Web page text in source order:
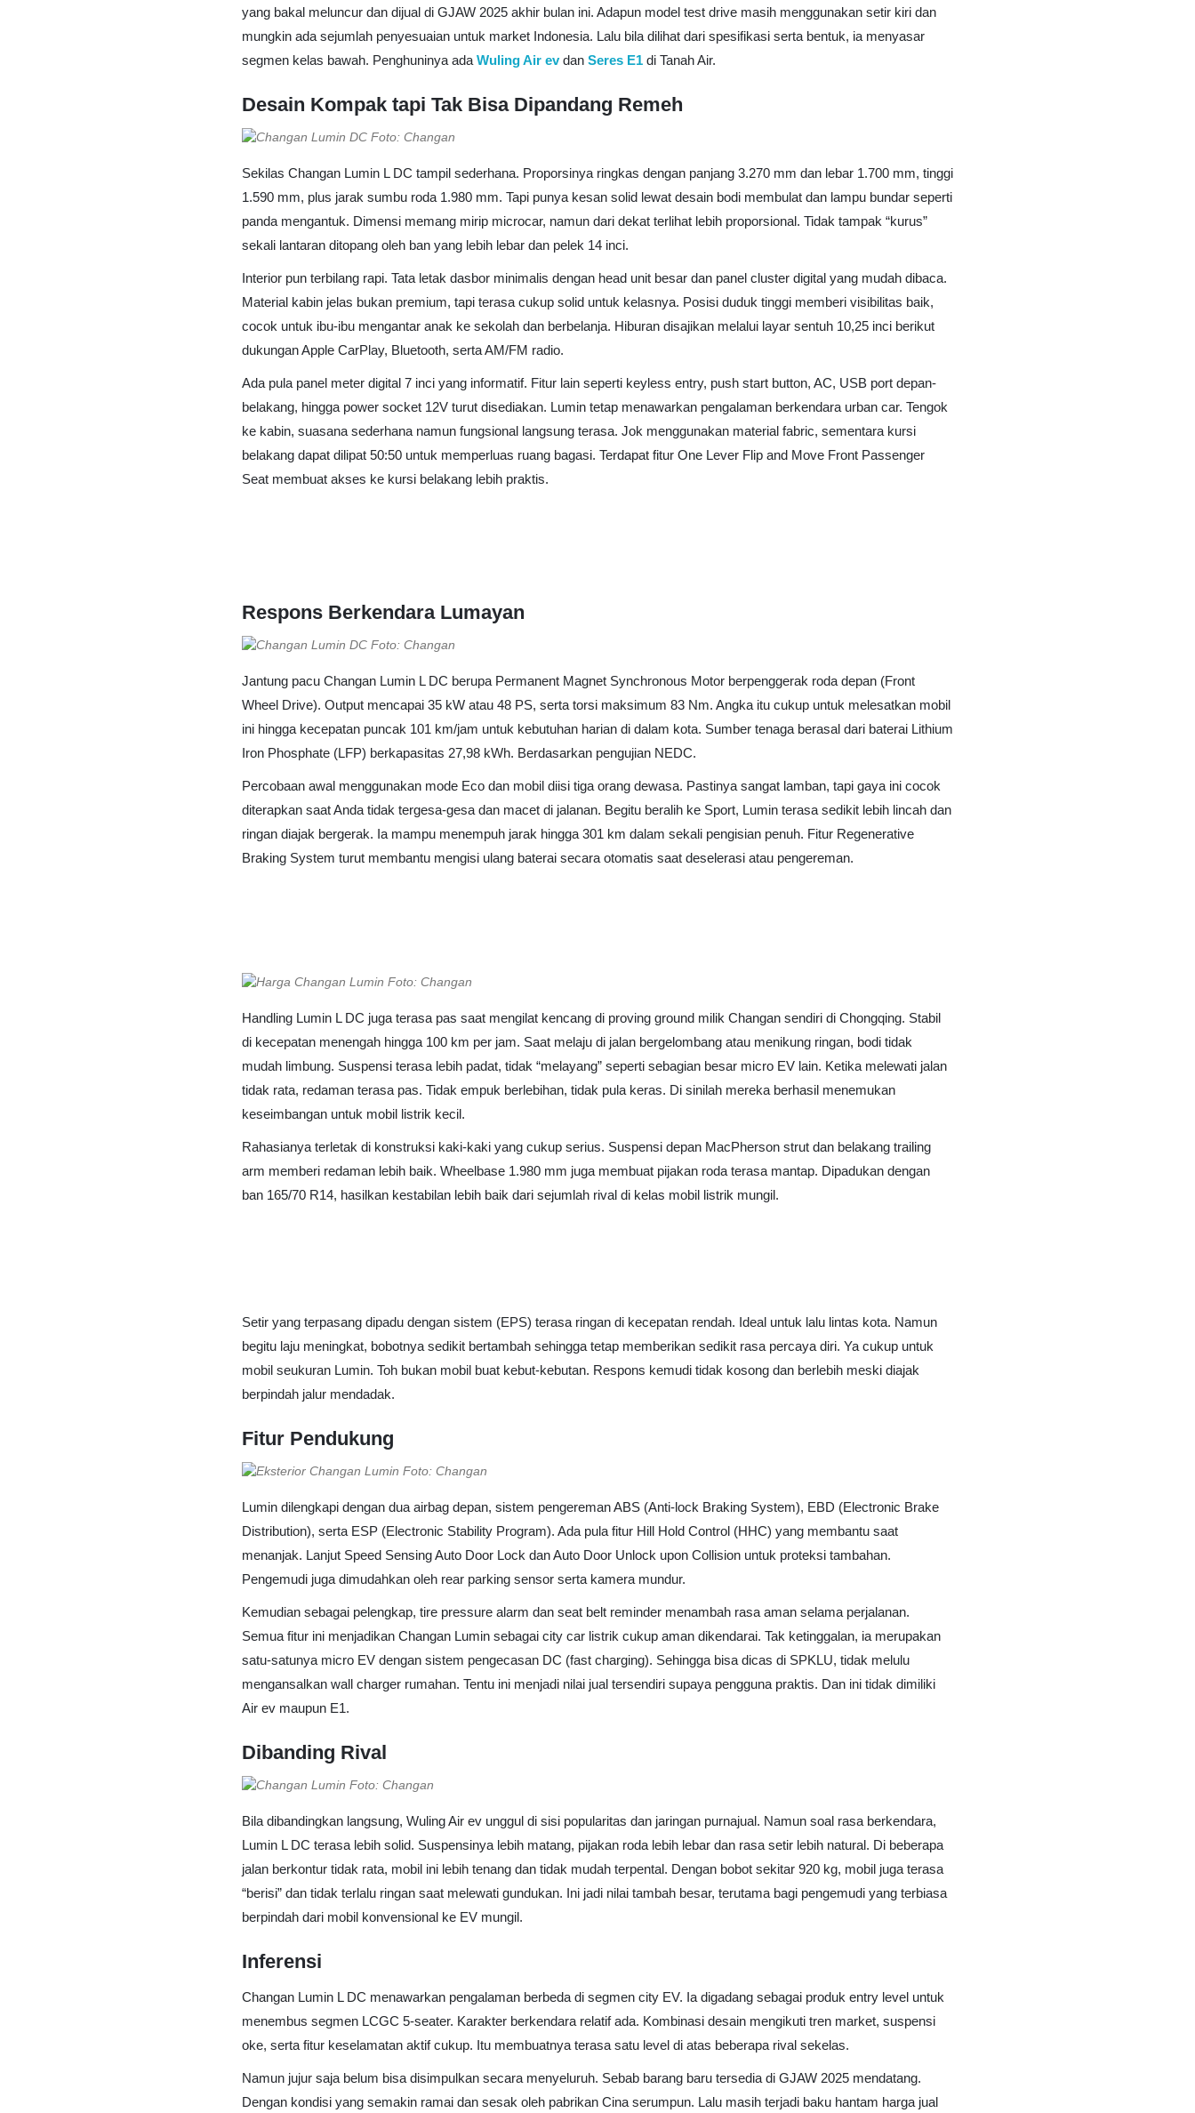
yang bakal meluncur dan dijual di GJAW 2025 akhir bulan ini. Adapun model test drive masih menggunakan setir kiri dan
mungkin ada sejumlah penyesuaian untuk market Indonesia. Lalu bila dilihat dari spesifikasi serta bentuk, ia menyasar
segmen kelas bawah. Penghuninya ada Wuling Air evdan Seres E1 di Tanah Air.
Desain Kompak tapi Tak Bisa Dipandang Remeh
Foto: Changan
Sekilas Changan Lumin L DC tampil sederhana. Proporsinya ringkas dengan panjang 3.270 mm dan lebar 1.700 mm, tinggi
1.590 mm, plus jarak sumbu roda 1.980 mm. Tapi punya kesan solid lewat desain bodi membulat dan lampu bundar seperti
panda mengantuk. Dimensi memang mirip microcar, namun dari dekat terlihat lebih proporsional. Tidak tampak “kurus”
sekali lantaran ditopang oleh ban yang lebih lebar dan pelek 14 inci.
Interior pun terbilang rapi. Tata letak dasbor minimalis dengan head unit besar dan panel cluster digital yang mudah dibaca.
Material kabin jelas bukan premium, tapi terasa cukup solid untuk kelasnya. Posisi duduk tinggi memberi visibilitas baik,
cocok untuk ibu-ibu mengantar anak ke sekolah dan berbelanja. Hiburan disajikan melalui layar sentuh 10,25 inci berikut
dukungan Apple CarPlay, Bluetooth, serta AM/FM radio.
Ada pula panel meter digital 7 inci yang informatif. Fitur lain seperti keyless entry, push start button, AC, USB port depan-
belakang, hingga power socket 12V turut disediakan. Lumin tetap menawarkan pengalaman berkendara urban car. Tengok
ke kabin, suasana sederhana namun fungsional langsung terasa. Jok menggunakan material fabric, sementara kursi
belakang dapat dilipat 50:50 untuk memperluas ruang bagasi. Terdapat fitur One Lever Flip and Move Front Passenger
Seat membuat akses ke kursi belakang lebih praktis.
Respons Berkendara Lumayan
Foto: Changan
Jantung pacu Changan Lumin L DC berupa Permanent Magnet Synchronous Motor berpenggerak roda depan (Front
Wheel Drive). Output mencapai 35 kW atau 48 PS, serta torsi maksimum 83 Nm. Angka itu cukup untuk melesatkan mobil
ini hingga kecepatan puncak 101 km/jam untuk kebutuhan harian di dalam kota. Sumber tenaga berasal dari baterai Lithium
Iron Phosphate (LFP) berkapasitas 27,98 kWh. Berdasarkan pengujian NEDC.
Percobaan awal menggunakan mode Eco dan mobil diisi tiga orang dewasa. Pastinya sangat lamban, tapi gaya ini cocok
diterapkan saat Anda tidak tergesa-gesa dan macet di jalanan. Begitu beralih ke Sport, Lumin terasa sedikit lebih lincah dan
ringan diajak bergerak. Ia mampu menempuh jarak hingga 301 km dalam sekali pengisian penuh. Fitur Regenerative
Braking System turut membantu mengisi ulang baterai secara otomatis saat deselerasi atau pengereman.
Foto: Changan
Handling Lumin L DC juga terasa pas saat mengilat kencang di proving ground milik Changan sendiri di Chongqing. Stabil
di kecepatan menengah hingga 100 km per jam. Saat melaju di jalan bergelombang atau menikung ringan, bodi tidak
mudah limbung. Suspensi terasa lebih padat, tidak “melayang” seperti sebagian besar micro EV lain. Ketika melewati jalan
tidak rata, redaman terasa pas. Tidak empuk berlebihan, tidak pula keras. Di sinilah mereka berhasil menemukan
keseimbangan untuk mobil listrik kecil.
Rahasianya terletak di konstruksi kaki-kaki yang cukup serius. Suspensi depan MacPherson strut dan belakang trailing
arm memberi redaman lebih baik. Wheelbase 1.980 mm juga membuat pijakan roda terasa mantap. Dipadukan dengan
ban 165/70 R14, hasilkan kestabilan lebih baik dari sejumlah rival di kelas mobil listrik mungil.
Setir yang terpasang dipadu dengan sistem (EPS) terasa ringan di kecepatan rendah. Ideal untuk lalu lintas kota. Namun
begitu laju meningkat, bobotnya sedikit bertambah sehingga tetap memberikan sedikit rasa percaya diri. Ya cukup untuk
mobil seukuran Lumin. Toh bukan mobil buat kebut-kebutan. Respons kemudi tidak kosong dan berlebih meski diajak
berpindah jalur mendadak.
Fitur Pendukung
Foto: Changan
Lumin dilengkapi dengan dua airbag depan, sistem pengereman ABS (Anti-lock Braking System), EBD (Electronic Brake
Distribution), serta ESP (Electronic Stability Program). Ada pula fitur Hill Hold Control (HHC) yang membantu saat
menanjak. Lanjut Speed Sensing Auto Door Lock dan Auto Door Unlock upon Collision untuk proteksi tambahan.
Pengemudi juga dimudahkan oleh rear parking sensor serta kamera mundur.
Kemudian sebagai pelengkap, tire pressure alarm dan seat belt reminder menambah rasa aman selama perjalanan.
Semua fitur ini menjadikan Changan Lumin sebagai city car listrik cukup aman dikendarai. Tak ketinggalan, ia merupakan
satu-satunya micro EV dengan sistem pengecasan DC (fast charging). Sehingga bisa dicas di SPKLU, tidak melulu
mengansalkan wall charger rumahan. Tentu ini menjadi nilai jual tersendiri supaya pengguna praktis. Dan ini tidak dimiliki
Air ev maupun E1.
Dibanding Rival
Foto: Changan
Bila dibandingkan langsung, Wuling Air ev unggul di sisi popularitas dan jaringan purnajual. Namun soal rasa berkendara,
Lumin L DC terasa lebih solid. Suspensinya lebih matang, pijakan roda lebih lebar dan rasa setir lebih natural. Di beberapa
jalan berkontur tidak rata, mobil ini lebih tenang dan tidak mudah terpental. Dengan bobot sekitar 920 kg, mobil juga terasa
“berisi” dan tidak terlalu ringan saat melewati gundukan. Ini jadi nilai tambah besar, terutama bagi pengemudi yang terbiasa
berpindah dari mobil konvensional ke EV mungil.
Inferensi
Changan Lumin L DC menawarkan pengalaman berbeda di segmen city EV. Ia digadang sebagai produk entry level untuk
menembus segmen LCGC 5-seater. Karakter berkendara relatif ada. Kombinasi desain mengikuti tren market, suspensi
oke, serta fitur keselamatan aktif cukup. Itu membuatnya terasa satu level di atas beberapa rival sekelas.
Namun jujur saja belum bisa disimpulkan secara menyeluruh. Sebab barang baru tersedia di GJAW 2025 mendatang.
Dengan kondisi yang semakin ramai dan sesak oleh pabrikan Cina serumpun. Lalu masih terjadi baku hantam harga jual